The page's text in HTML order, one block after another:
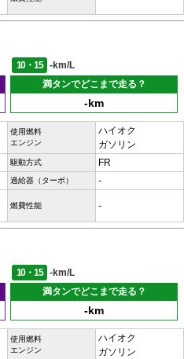
10・15
-km/L
満タンでどこまで走る？
-km
使用燃料
エンジン
ハイオク
ガソリン
駆動方式 FR
過給器（ターボ） -
燃費性能 -
10・15
-km/L
満タンでどこまで走る？
-km
使用燃料
エンジン
ハイオク
ガソリン